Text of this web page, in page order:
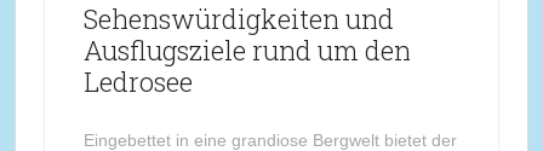
Sehenswürdigkeiten und
Ausflugsziele rund um den
Ledrosee
Eingebettet in eine grandiose Bergwelt bietet der